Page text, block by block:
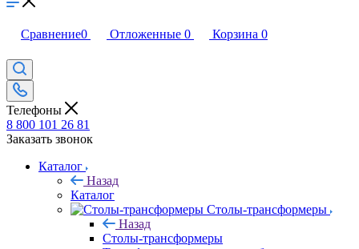
Сравнение0 Отложенные 0 Корзина 0
Телефоны
8 800 101 26 81
Заказать звонок
Каталог
Назад
Каталог
Столы-трансформеры
Назад
Столы-трансформеры